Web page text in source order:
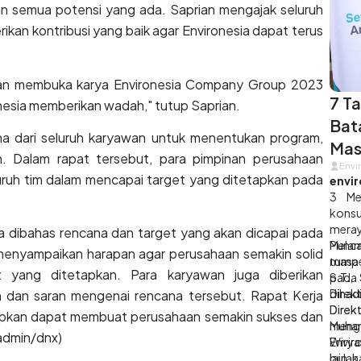
semua potensi yang ada. Saprian mengajak seluruh
kontribusi yang baik agar Environesia dapat terus
membuka karya Environesia Company Group 2023
memberikan wadah," tutup Saprian.
dari seluruh karyawan untuk menentukan program,
Dalam rapat tersebut, para pimpinan perusahaan
tim dalam mencapai target yang ditetapkan pada
rencana dan target yang akan dicapai pada
harapan agar perusahaan semakin solid
ditetapkan. Para karyawan juga diberikan
dan saran mengenai rencana tersebut. Rapat Kerja
dapat membuat perusahaan semakin sukses dan
dnx)
7
3
pada
S.T.,
lain